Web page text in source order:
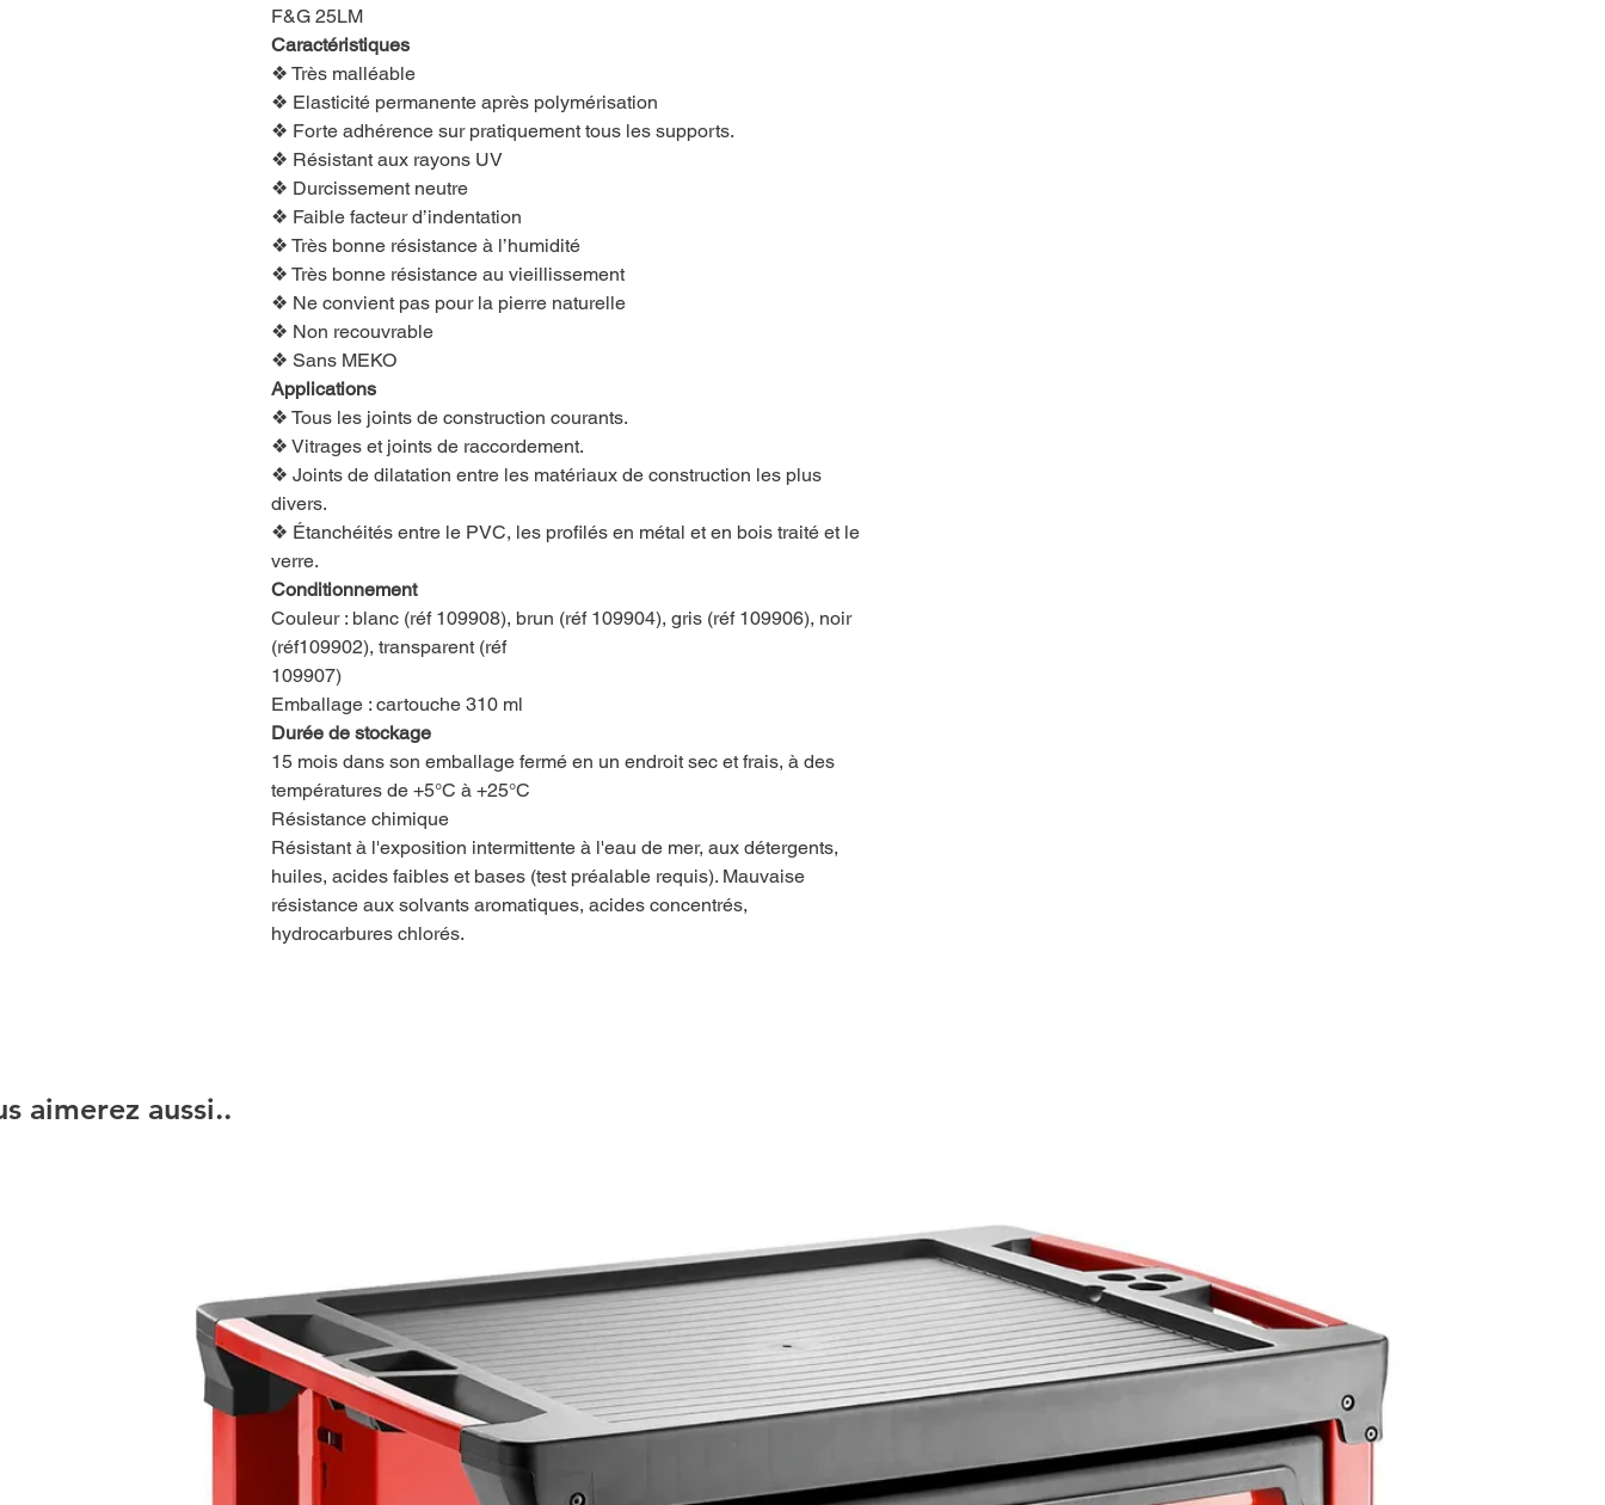
F&G 25LM
Caractéristiques
❖ Très malléable
❖ Elasticité permanente après polymérisation
❖ Forte adhérence sur pratiquement tous les supports.
❖ Résistant aux rayons UV
❖ Durcissement neutre
❖ Faible facteur d’indentation
❖ Très bonne résistance à l’humidité
❖ Très bonne résistance au vieillissement
❖ Ne convient pas pour la pierre naturelle
❖ Non recouvrable
❖ Sans MEKO
Applications
❖ Tous les joints de construction courants.
❖ Vitrages et joints de raccordement.
❖ Joints de dilatation entre les matériaux de construction les plus
divers.
❖ Étanchéités entre le PVC, les profilés en métal et en bois traité et le
verre.
Conditionnement
Couleur : blanc (réf 109908), brun (réf 109904), gris (réf 109906), noir
(réf109902), transparent (réf
109907)
Emballage : cartouche 310 ml
Durée de stockage
15 mois dans son emballage fermé en un endroit sec et frais, à des
températures de +5°C à +25°C
Résistance chimique
Résistant à l'exposition intermittente à l'eau de mer, aux détergents,
huiles, acides faibles et bases (test préalable requis). Mauvaise
résistance aux solvants aromatiques, acides concentrés,
hydrocarbures chlorés.
aimerez aussi..